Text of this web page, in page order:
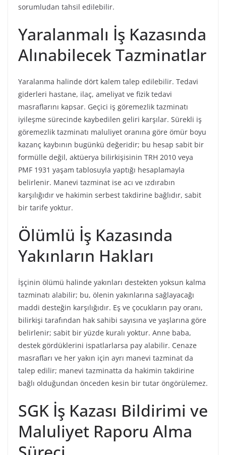
sorumludan tahsil edilebilir.
Yaralanmalı İş Kazasında
Alınabilecek Tazminatlar
Yaralanma halinde dört kalem talep edilebilir. Tedavi
giderleri hastane, ilaç, ameliyat ve fizik tedavi
masraflarını kapsar. Geçici iş göremezlik tazminatı
iyileşme sürecinde kaybedilen geliri karşılar. Sürekli iş
göremezlik tazminatı maluliyet oranına göre ömür boyu
kazanç kaybının bugünkü değeridir; bu hesap sabit bir
formülle değil, aktüerya bilirkişisinin TRH 2010 veya
PMF 1931 yaşam tablosuyla yaptığı hesaplamayla
belirlenir. Manevi tazminat ise acı ve ızdırabın
karşılığıdır ve hakimin serbest takdirine bağlıdır, sabit
bir tarife yoktur.
Ölümlü İş Kazasında
Yakınların Hakları
İşçinin ölümü halinde yakınları destekten yoksun kalma
tazminatı alabilir; bu, ölenin yakınlarına sağlayacağı
maddi desteğin karşılığıdır. Eş ve çocukların pay oranı,
bilirkişi tarafından hak sahibi sayısına ve yaşlarına göre
belirlenir; sabit bir yüzde kuralı yoktur. Anne baba,
destek gördüklerini ispatlarlarsa pay alabilir. Cenaze
masrafları ve her yakın için ayrı manevi tazminat da
talep edilir; manevi tazminatta da hakimin takdirine
bağlı olduğundan önceden kesin bir tutar öngörülemez.
SGK İş Kazası Bildirimi ve
Maluliyet Raporu Alma